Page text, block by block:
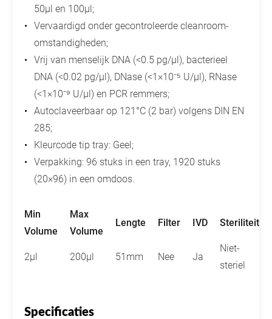
50µl en 100µl;
Vervaardigd onder gecontroleerde cleanroom-
omstandigheden;
Vrij van menselijk DNA (<0.5 pg/µl), bacterieel
DNA (<0.02 pg/µl), DNase (<1×10⁻⁵ U/µl), RNase
(<1×10⁻⁹ U/µl) en PCR remmers;
Autoclaveerbaar op 121°C (2 bar) volgens DIN EN
285;
Kleurcode tip tray: Geel;
Verpakking: 96 stuks in een tray, 1920 stuks
(20×96) in een omdoos.
Min
Volume
Max
Volume
Lengte Filter IVD Steriliteit
2µl 200µl 51mm Nee Ja
Niet-
steriel
Specificaties